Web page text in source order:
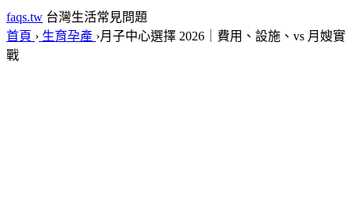
faqs.tw 台灣生活常見問題
首頁 › 生育孕產 ›月子中心選擇 2026｜費用、設施、vs 月嫂實
戰